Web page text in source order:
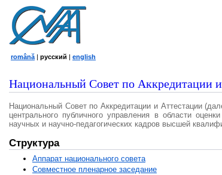
română | русский | english
Национальный Совет по Аккредитации
Национальный Совет по Аккредитации и Аттестации
центрального публичного управления в области
научных и научно-педагогических кадров высшей
Структура
Аппарат национального совета
Совместное пленарное заседание